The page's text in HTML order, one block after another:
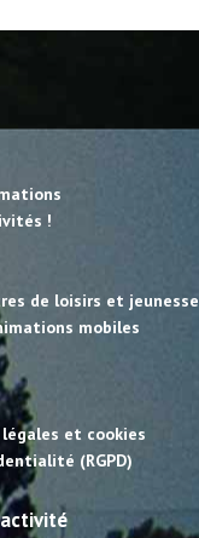
!
de loisirs et jeunesse
mobiles
et cookies
(RGPD)
activité